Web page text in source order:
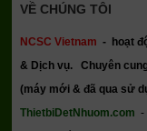
VỀ CHÚNG TÔI
NCSC Vietnam - hoạt
& Dịch vụ. Chuyên
(máy mới & đã qua sử
ThietbiDetNhuom.com -